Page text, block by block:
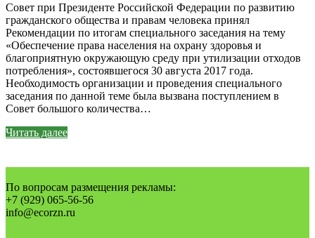
Совет при Президенте Российской Федерации по развитию
гражданского общества и правам человека принял
Рекомендации по итогам специального заседания на тему
«Обеспечение права населения на охрану здоровья и
благоприятную окружающую среду при утилизации отходов
потребления», состоявшегося 30 августа 2017 года.
Необходимость организации и проведения специального
заседания по данной теме была вызвана поступлением в
Совет большого количества…
Читать далее
По вопросам размещения рекламы:
+7 (929) 065-56-56
info@ecorzn.ru